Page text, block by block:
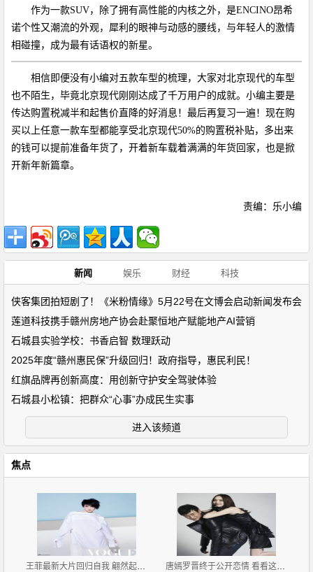
作为一款SUV，除了拥有高性能的内核之外，是ENCINO昂希
诺个性又潮流的外观，犀利的眼神与动感的腰线，与年轻人的激情
相碰撞，成为最有话语权的新星。
相信即便没有小编对五款车型的梳理，大家对北京现代的车型
也不陌生，毕竟北京现代刚刚达成了千万用户的成就。小编主要是
传达购置税减半和起售价直降的好消息！最后再复习一遍！现在购
买以上任意一款车型都能享受北京现代50%的购置税补贴，多出来
的钱可以提前准备年货了，开着新车载着满满的年货回家，也是掀
开新年新篇章。
责编：乐小编
新闻 娱乐 财经 科技
侠客集团拍短剧了！《米粉情缘》5月22号在文博会启动新闻发布会
莲道科技携手赣州房地产协会赴聚恒地产赋能地产AI营销
石城县实验学校：书香启智 数理跃动
2025年度“赣州惠民保”升级回归！政府指导，惠民利民！
红旗品牌再创新高度：用创新守护安全驾驶体验
石城县小松镇：把群众“心事”办成民生实事
进入该频道
焦点
王菲最新大片回归自我 翩然起舞灵气十足 唐嫣罗晋终于公开恋情 看看这些小细节俩人早就甜似蜜